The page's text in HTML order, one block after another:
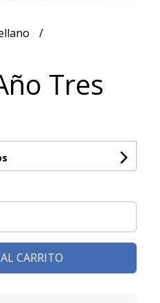
Tres
CARRITO